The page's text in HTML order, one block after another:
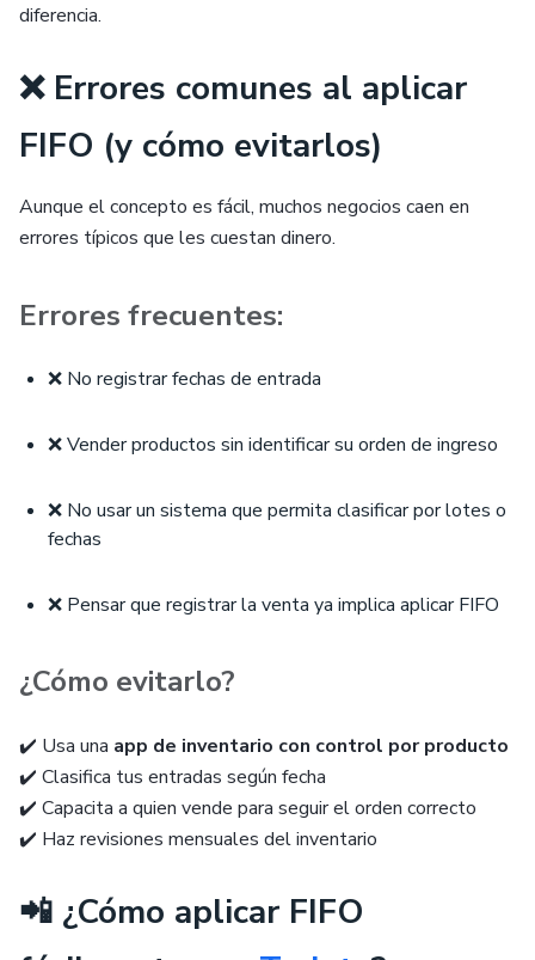
diferencia.
❌ Errores comunes al aplicar
FIFO (y cómo evitarlos)
Aunque el concepto es fácil, muchos negocios caen en
errores típicos que les cuestan dinero.
Errores frecuentes:
❌ No registrar fechas de entrada
❌ Vender productos sin identificar su orden de ingreso
❌ No usar un sistema que permita clasificar por lotes o
fechas
❌ Pensar que registrar la venta ya implica aplicar FIFO
¿Cómo evitarlo?
✔️ Usa una app de inventario con control por producto
✔️ Clasifica tus entradas según fecha
✔️ Capacita a quien vende para seguir el orden correcto
✔️ Haz revisiones mensuales del inventario
📲 ¿Cómo aplicar FIFO